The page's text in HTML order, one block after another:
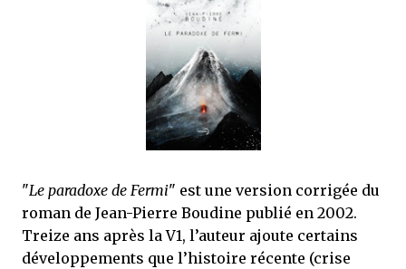
j’ai dit au sujet des tomes précédents : tant l’univers que les protagonistes
"Le paradoxe de Fermi" est une version corrigée du
roman de Jean-Pierre Boudine publié en 2002.
Treize ans après la V1, l’auteur ajoute certains
développements que l’histoire récente (crise